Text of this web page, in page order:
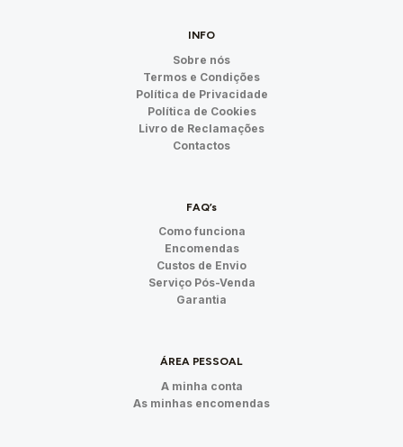
INFO
Sobre nós
Termos e Condições
Política de Privacidade
Política de Cookies
Livro de Reclamações
Contactos
FAQ’s
Como funciona
Encomendas
Custos de Envio
Serviço Pós-Venda
Garantia
ÁREA PESSOAL
A minha conta
As minhas encomendas